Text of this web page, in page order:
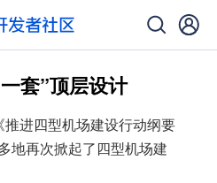
套”顶层设计
进四型机场建设行动纲要
地再次掀起了四型机场建